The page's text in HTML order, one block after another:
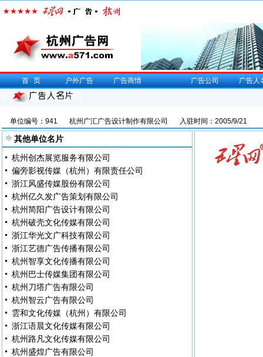
首页 户外广告 广告商情 广告公司 广告人
单位编号：941 杭州广汇广告设计制作有限公司 入驻时间：2005/9/21
其他单位名片
杭州创杰展览服务有限公司
偏旁影视传媒（杭州）有限责任公司
浙江风盛传媒股份有限公司
杭州亿久发广告策划有限公司
杭州简阳广告设计有限公司
杭州破壳文化传媒有限公司
浙江华光文广科技有限公司
浙江艺德广告传播有限公司
杭州智享文化传播有限公司
杭州巴士传媒集团有限公司
杭州刀塔广告有限公司
杭州智云广告有限公司
雲和文化传媒（杭州）有限公司
浙江语晨文化传媒有限公司
杭州路凡文化传媒有限公司
杭州盛煌广告有限公司